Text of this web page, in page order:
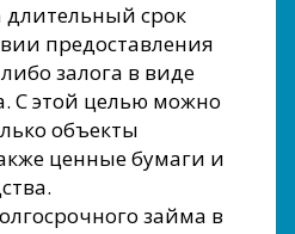
срок
предоставления
залога в виде
С этой целью можно
объекты
ценные бумаги и
займа в